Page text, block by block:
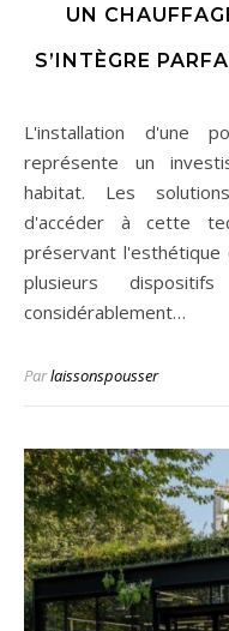
UN
S’INTÈGRE
L'installation d'une pompe à chaleur géothermique
représente un
habitat. Les
d'accéder à cette
préservant l'esthétique
plusieurs
considérablement…
Parlaissonspousser